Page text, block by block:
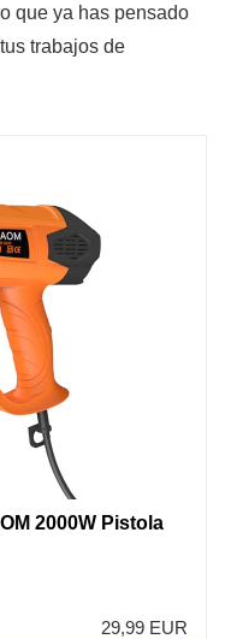
que ya has pensado
trabajos de
2000W Pistola
29,99 EUR